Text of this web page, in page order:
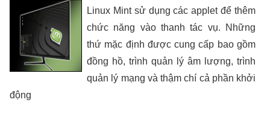
Linux Mint sử dụng các applet để thêm
chức năng vào thanh tác vụ. Những
thứ mặc định được cung cấp bao gồm
đồng hồ, trình quản lý âm lượng, trình
quản lý mạng và thậm chí cả phần khởi
động